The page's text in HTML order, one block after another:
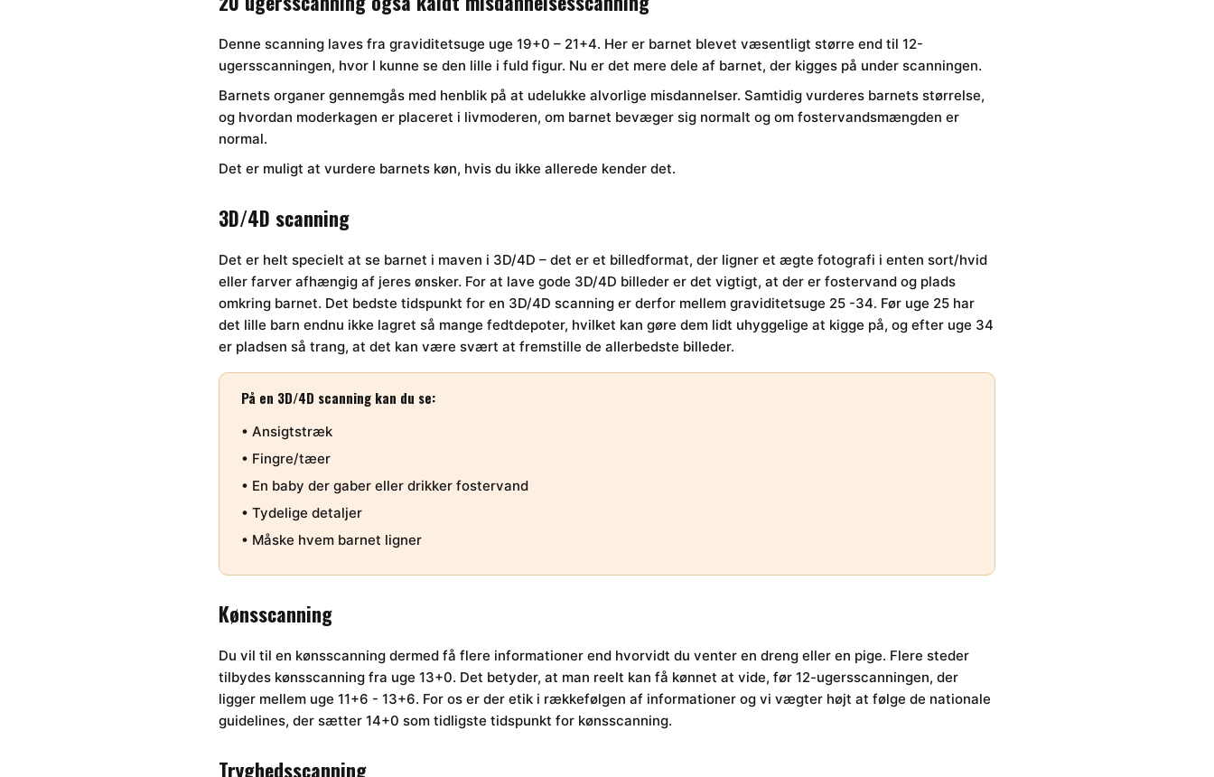
Denne scanning laves fra graviditetsuge uge 19+0 – 21+4. Her er barnet blevet væsentligt større end til 12-
ugersscanningen, hvor I kunne se den lille i fuld figur. Nu er det mere dele af barnet, der kigges på under scanningen.
Barnets organer gennemgås med henblik på at udelukke alvorlige misdannelser. Samtidig vurderes barnets størrelse,
og hvordan moderkagen er placeret i livmoderen, om barnet bevæger sig normalt og om fostervandsmængden er
normal.
Det er muligt at vurdere barnets køn, hvis du ikke allerede kender det.
3D/4D scanning
Det er helt specielt at se barnet i maven i 3D/4D – det er et billedformat, der ligner et ægte fotografi i enten sort/hvid
eller farver afhængig af jeres ønsker. For at lave gode 3D/4D billeder er det vigtigt, at der er fostervand og plads
omkring barnet. Det bedste tidspunkt for en 3D/4D scanning er derfor mellem graviditetsuge 25 -34. Før uge 25 har
det lille barn endnu ikke lagret så mange fedtdepoter, hvilket kan gøre dem lidt uhyggelige at kigge på, og efter uge 34
er pladsen så trang, at det kan være svært at fremstille de allerbedste billeder.
På en 3D/4D scanning kan du se:
• Ansigtstræk
• Fingre/tæer
• En baby der gaber eller drikker fostervand
• Tydelige detaljer
• Måske hvem barnet ligner
Kønsscanning
Du vil til en kønsscanning dermed få flere informationer end hvorvidt du venter en dreng eller en pige. Flere steder
tilbydes kønsscanning fra uge 13+0. Det betyder, at man reelt kan få kønnet at vide, før 12-ugersscanningen, der
ligger mellem uge 11+6 - 13+6. For os er der etik i rækkefølgen af informationer og vi vægter højt at følge de nationale
guidelines, der sætter 14+0 som tidligste tidspunkt for kønsscanning.
Tryghedsscanning